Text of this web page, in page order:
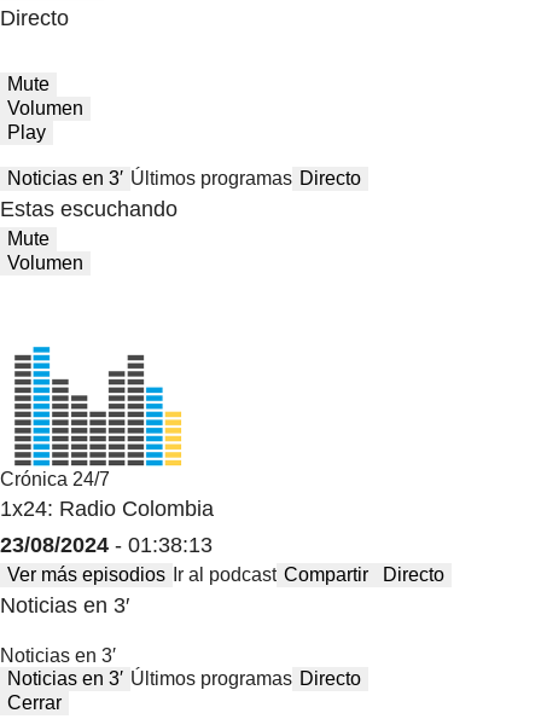
Directo
Mute
Volumen
Play
Noticias en 3′ Últimos programas Directo
Estas escuchando
Mute
Volumen
Crónica 24/7
1x24: Radio Colombia
23/08/2024 - 01:38:13
Ver más episodios Ir al podcast Compartir Directo
Noticias en 3′
Noticias en 3′
Noticias en 3′ Últimos programas Directo
Cerrar